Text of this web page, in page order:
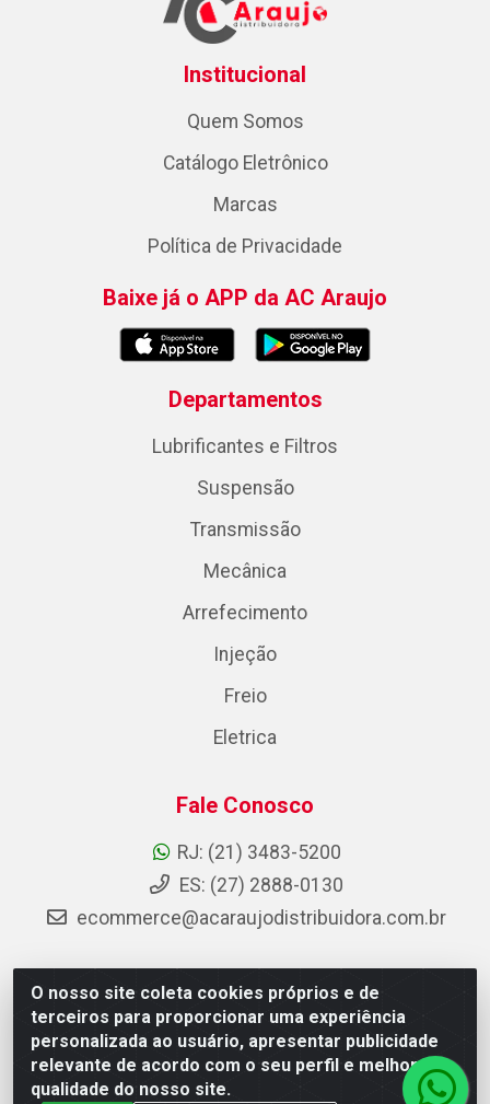
O nosso site coleta cookies próprios e de
terceiros para proporcionar uma experiência
personalizada ao usuário, apresentar publicidade
relevante de acordo com o seu perfil e melhorar a
qualidade do nosso site.
Institucional
Quem Somos
Catálogo Eletrônico
Marcas
Política de Privacidade
Baixe já o APP da AC Araujo
Departamentos
Lubrificantes e Filtros
Suspensão
Transmissão
Mecânica
Arrefecimento
Injeção
Freio
Eletrica
Fale Conosco
RJ: (21) 3483-5200
ES: (27) 2888-0130
ecommerce@acaraujodistribuidora.com.br
AC Araujo Distribuidora - Rua Carneiro de Campos, 42 -
São Cristóvão, Rio de Janeiro/RJ - CEP 20.920-410 -
CNPJ 08.744.753/0003-85